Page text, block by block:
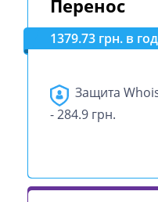
Перенос
1379.73 грн. в год
Защита
- 284.9 грн.